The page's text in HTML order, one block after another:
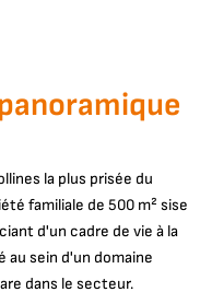
la plus prisée du
familiale de 500 m² sise
d'un cadre de vie à la
sein d'un domaine
dans le secteur.